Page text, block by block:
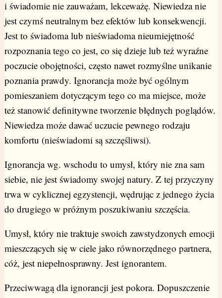
i świadomie nie zauważam, lekceważę. Niewiedza nie
jest czymś neutralnym bez efektów lub konsekwencji.
Jest to świadoma lub nieświadoma nieumiejętność
rozpoznania tego co jest, co się dzieje lub też wyraźne
poczucie obojętności, często nawet rozmyślne unikanie
poznania prawdy. Ignorancja może być ogólnym
pomieszaniem dotyczącym tego co ma miejsce, może
też stanowić definitywne tworzenie błędnych poglądów.
Niewiedza może dawać uczucie pewnego rodzaju
komfortu (nieświadomi są szczęśliwsi).
Ignorancja wg. wschodu to umysł, który nie zna sam
siebie, nie jest świadomy swojej natury. Z tej przyczyny
trwa w cyklicznej egzystencji, wędrując z jednego życia
do drugiego w próżnym poszukiwaniu szczęścia.
Umysł, który nie traktuje swoich zawstydzonych emocji
mieszczących się w ciele jako równorzędnego partnera,
cóż, jest niepełnosprawny. Jest ignorantem.
Przeciwwagą dla ignorancji jest pokora. Dopuszczenie